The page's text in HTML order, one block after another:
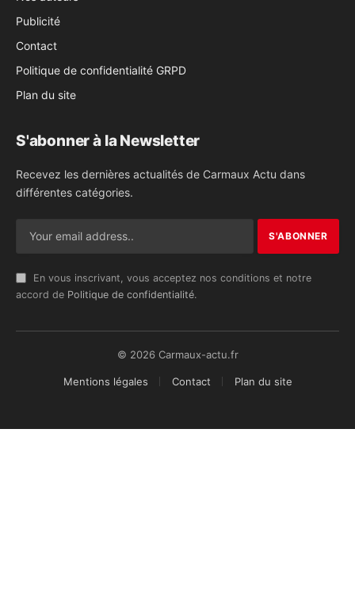
Publicité
Contact
Politique de confidentialité GRPD
Plan du site
S'abonner à la Newsletter
Recevez les dernières actualités de Carmaux Actu dans
différentes catégories.
En vous inscrivant, vous acceptez nos conditions et notre
accord de Politique de confidentialité.
© 2026 Carmaux-actu.fr
Mentions légales Contact Plan du site